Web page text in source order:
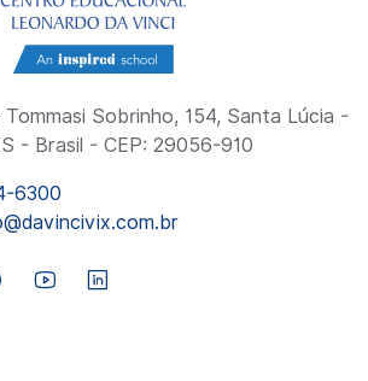
Tommasi Sobrinho, 154, Santa Lúcia -
- Brasil - CEP: 29056-910
6300